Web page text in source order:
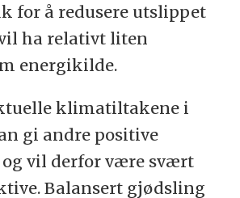
for å redusere utslippet
ha relativt liten
energikilde.
klimatiltakene i
gi andre positive
vil derfor være svært
Balansert gjødsling